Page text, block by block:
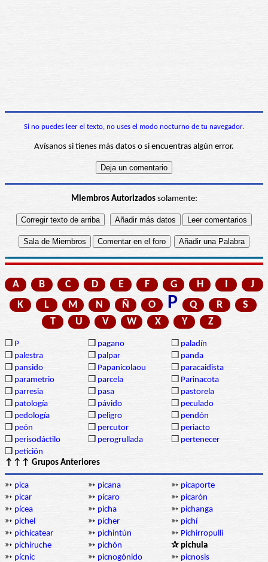
Si no puedes leer el texto, no uses el modo nocturno de tu navegador.
Avísanos si tienes más datos o si encuentras algún error.
Miembros Autorizadossolamente:
A B C D E F G H I
J
K
L M N Ñ O P Q R
S
T
U V W X Y Z
❒ P ❒ pagano ❒ paladín
❒ palestra ❒ palpar ❒ panda
❒ pansido ❒ Papanicolaou ❒ paracaidista
❒ parametrio ❒ parcela ❒ Parinacota
❒ parresia ❒ pasa ❒ pastorela
❒ patología ❒ pávido ❒ peculado
❒ pedología ❒ peligro ❒ pendón
❒ peón ❒ percutor ❒ periacto
❒ perisodáctilo ❒ perogrullada ❒ pertenecer
❒ petición
↑↑↑ Grupos Anteriores
➳ pica ➳ picana ➳ picaporte
➳ picar ➳ pícaro ➳ picarón
➳ pícea ➳ picha ➳ pichanga
➳ pichel ➳ pícher ➳ pichí
➳ pichicatear ➳ pichintún ➳ Pichirropulli
➳ pichiruche ➳ pichón
✰ pichula
➳ pícnic ➳ picnogónido ➳ picnosis